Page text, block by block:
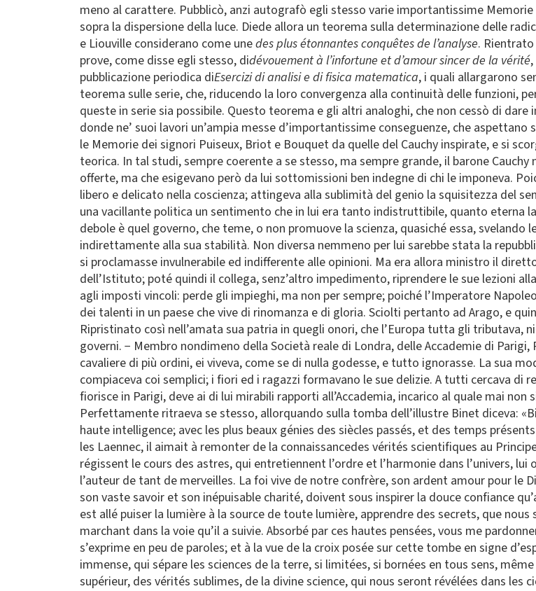
meno al carattere. Pubblicò, anzi autografò egli stesso varie importantissime
sopra la dispersione della luce. Diede allora un teorema sulla determinazione delle
e Liouville considerano come unedes plus étonnantes conquêtes de l’analyse.
prove, come disse egli stesso, didévouement à l’infortune et d’amour sincer de la vérité
pubblicazione periodica diEsercizi di analisi e di fisica matematica, i quali allargarono
teorema sulle serie, che, riducendo la loro convergenza alla continuità delle funzioni,
queste in serie sia possibile. Questo teorema e gli altri analoghi, che non cessò di
donde ne’ suoi lavori un’ampia messe d’importantissime conseguenze, che
le Memorie dei signori Puiseux, Briot e Bouquet da quelle del Cauchy inspirate, e si
teorica. In tal studi, sempre coerente a se stesso, ma sempre grande, il barone
offerte, ma che esigevano però da lui sottomissioni ben indegne di chi le imponeva.
libero e delicato nella coscienza; attingeva alla sublimità del genio la squisitezza del
una vacillante politica un sentimento che in lui era tanto indistruttibile, quanto eterna
debole è quel governo, che teme, o non promuove la scienza, quasiché essa,
indirettamente alla sua stabilità. Non diversa nemmeno per lui sarebbe stata la
si proclamasse invulnerabile ed indifferente alle opinioni. Ma era allora ministro il
dell’Istituto; poté quindi il collega, senz’altro impedimento, riprendere le sue lezioni
agli imposti vincoli: perde gli impieghi, ma non per sempre; poiché l’Imperatore
dei talenti in un paese che vive di rinomanza e di gloria. Sciolti pertanto ad Arago, e
Ripristinato così nell’amata sua patria in quegli onori, che l’Europa tutta gli tributava,
governi. − Membro nondimeno della Società reale di Londra, delle Accademie di
cavaliere di più ordini, ei viveva, come se di nulla godesse, e tutto ignorasse. La sua
compiaceva coi semplici; i fiori ed i ragazzi formavano le sue delizie. A tutti cercava di
fiorisce in Parigi, deve ai di lui mirabili rapporti all’Accademia, incarico al quale mai
Perfettamente ritraeva se stesso, allorquando sulla tomba dell’illustre Binet diceva:
haute intelligence; avec les plus beaux génies des siècles passés, et des temps
les Laennec, il aimait à remonter de la connaissancedes vérités scientifiques au
régissent le cours des astres, qui entretiennent l’ordre et l’harmonie dans l’univers,
l’auteur de tant de merveilles. La foi vive de notre confrère, son ardent amour pour le
son vaste savoir et son inépuisable charité, doivent sous inspirer la douce confiance
est allé puiser la lumière à la source de toute lumière, apprendre des secrets, que
marchant dans la voie qu’il a suivie. Absorbé par ces hautes pensées, vous me
s’exprime en peu de paroles; et à la vue de la croix posée sur cette tombe en signe
immense, qui sépare les sciences de la terre, si limitées, si bornées en tous sens,
supérieur, des vérités sublimes, de la divine science, qui nous seront révélées dans les